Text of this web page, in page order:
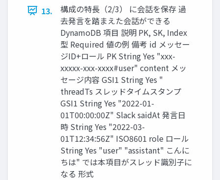
13.
構成の特長（2/3） に会話を保存 過
去発言を踏まえた会話ができる
DynamoDB 項目 説明 PK, SK, Index
型 Required 値の例 備考 id メッセー
ジID+ロール PK String Yes "xxx-
xxxxx-xxx-xxxx#user" content メッ
セージ内容 GSI1 String Yes "
threadTs スレッドタイムスタンプ
GSI1 String Yes "2022-01-
01T00:00:00Z" Slack saidAt 発言日
時 String Yes "2022-03-
01T12:34:56Z" ISO8601 role ロール
String Yes "user" "assistant" こんに
ちは" では本項目がスレッド識別子に
なる 形式